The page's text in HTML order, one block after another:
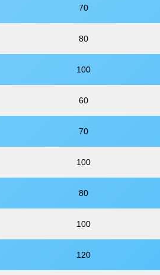
70
80
100
60
70
100
80
100
120